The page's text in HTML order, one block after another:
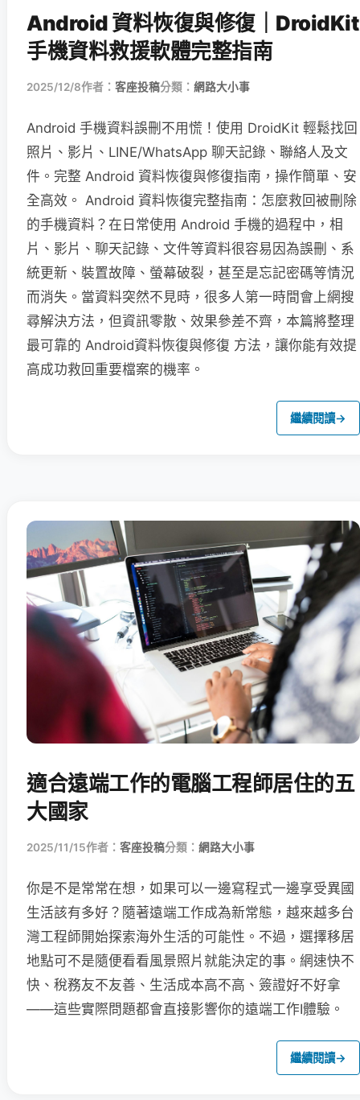
Android 資料恢復與修復｜DroidKit
手機資料救援軟體完整指南
2025/12/8作者： 客座投稿分類： 網路大小事
Android 手機資料誤刪不用慌！使用 DroidKit 輕鬆找回
照片、影片、LINE/WhatsApp 聊天記錄、聯絡人及文
件。完整 Android 資料恢復與修復指南，操作簡單、安
全高效。 Android 資料恢復完整指南：怎麼救回被刪除
的手機資料？在日常使用 Android 手機的過程中，相
片、影片、聊天記錄、文件等資料很容易因為誤刪、系
統更新、裝置故障、螢幕破裂，甚至是忘記密碼等情況
而消失。當資料突然不見時，很多人第一時間會上網搜
尋解決方法，但資訊零散、效果參差不齊，本篇將整理
最可靠的 Android資料恢復與修復 方法，讓你能有效提
高成功救回重要檔案的機率。
繼續閱讀→
適合遠端工作的電腦工程師居住的五
大國家
2025/11/15作者： 客座投稿分類： 網路大小事
你是不是常常在想，如果可以一邊寫程式一邊享受異國
生活該有多好？隨著遠端工作成為新常態，越來越多台
灣工程師開始探索海外生活的可能性。不過，選擇移居
地點可不是隨便看看風景照片就能決定的事。網速快不
快、稅務友不友善、生活成本高不高、簽證好不好拿
——這些實際問題都會直接影響你的遠端工作I體驗。
繼續閱讀→